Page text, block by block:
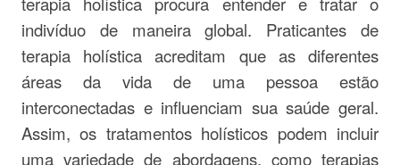
indivíduo de maneira global. Praticantes de
terapia holística acreditam que as diferentes
áreas da vida de uma pessoa estão
interconectadas e influenciam sua saúde geral.
Assim, os tratamentos holísticos podem incluir
uma variedade de abordagens, como terapias